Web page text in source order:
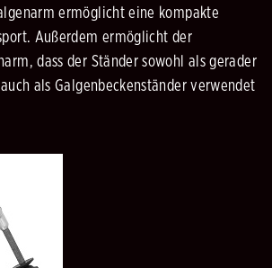
ermöglicht eine kompakte
Außerdem ermöglicht der
dass der Ständer sowohl als gerader
als Galgenbeckenständer verwendet